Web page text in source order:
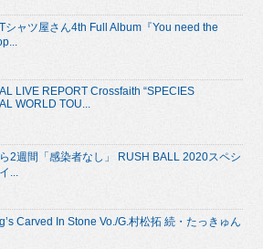
シャツ屋さん4th Full Album『You need the
LIVE REPORT Crossfaith “SPECIES
WORLD TOU...
2週間「感染者なし」 RUSH BALL 2020スペシ
...
Carved In Stone Vo./G.村松拓 続・たっきゅん